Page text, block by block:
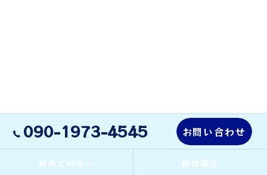
090-1973-4545 お問い合わせ
初めての方へ 船体紹介